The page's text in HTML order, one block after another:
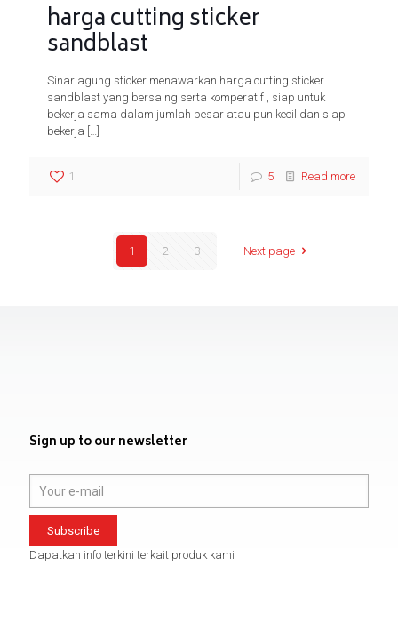
harga cutting sticker
sandblast
Sinar agung sticker menawarkan harga cutting sticker
sandblast yang bersaing serta komperatif , siap untuk
bekerja sama dalam jumlah besar atau pun kecil dan siap
bekerja […]
1 5 Read more
1 2 3 Next page
Sign up to our newsletter
Dapatkan info terkini terkait produk kami